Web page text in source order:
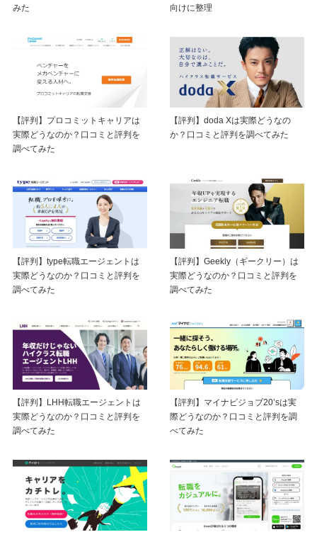
みた
向けに整理
【評判】プロコミットキャリアは
実際どうなのか？口コミと評判を
調べてみた
【評判】doda Xは実際どうなの
か？口コミと評判を調べてみた
【評判】type転職エージェントは
実際どうなのか？口コミと評判を
調べてみた
【評判】Geekly（ギークリー）は
実際どうなのか？口コミと評判を
調べてみた
【評判】LHH転職エージェントは
実際どうなのか？口コミと評判を
調べてみた
【評判】マイナビジョブ20’sは実
際どうなのか？口コミと評判を調
べてみた